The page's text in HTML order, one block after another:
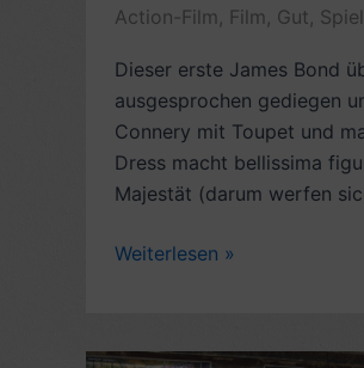
–
Sterne
–
mit
Video
&
Action-Film , Film , Gut,
Dieser erste James Bond
ausgesprochen gediegen
Connery mit Toupet und
Dress macht bellissima
Majestät (darum werfen
Rezension
James
Weiterlesen »